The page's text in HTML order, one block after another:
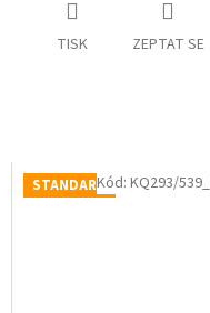
TISK ZEPTAT SE
STANDARDKód:KQ293/